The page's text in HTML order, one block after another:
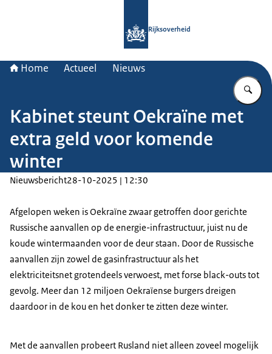
Rijksoverheid
Home Actueel Nieuws
Kabinet steunt Oekraïne met
extra geld voor komende
winter
Nieuwsbericht28-10-2025 | 12:30
Afgelopen weken is Oekraïne zwaar getroffen door gerichte
Russische aanvallen op de energie-infrastructuur, juist nu de
koude wintermaanden voor de deur staan. Door de Russische
aanvallen zijn zowel de gasinfrastructuur als het
elektriciteitsnet grotendeels verwoest, met forse black-outs tot
gevolg. Meer dan 12 miljoen Oekraïense burgers dreigen
daardoor in de kou en het donker te zitten deze winter.
Met de aanvallen probeert Rusland niet alleen zoveel mogelijk